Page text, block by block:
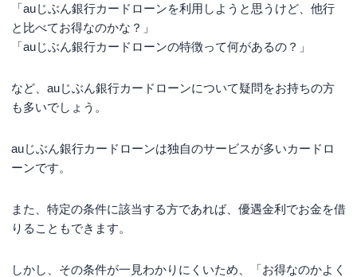
「auじぶん銀行カードローンを利用しようと思うけど、他行
と比べてお得なのかな？」
「auじぶん銀行カードローンの特徴って何があるの？」
など、auじぶん銀行カードローンについて疑問をお持ちの方
も多いでしょう。
auじぶん銀行カードローンは独自のサービスが多いカードロ
ーンです。
また、特定の条件に該当する方であれば、優遇金利でお金を借
りることもできます。
しかし、その条件が一見わかりにくいため、「お得なのかよく